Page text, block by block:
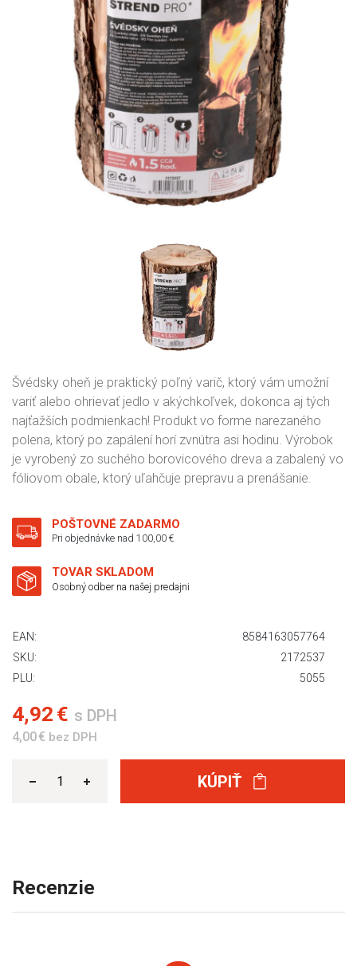
Švédsky oheň je praktický poľný varič, ktorý vám umožní
variť alebo ohrievať jedlo v akýchkoľvek, dokonca aj tých
najťažších podmienkach! Produkt vo forme narezaného
polena, ktorý po zapálení horí zvnútra asi hodinu. Výrobok
je vyrobený zo suchého borovicového dreva a zabalený vo
fóliovom obale, ktorý uľahčuje prepravu a prenášanie.
POŠTOVNÉ ZADARMO
Pri objednávke nad 100,00 €
TOVAR SKLADOM
Osobný odber na našej predajni
EAN:
8584163057764
SKU:
2172537
PLU:
5055
4,92 € s DPH
4,00 € bez DPH
KÚPIŤ
Recenzie